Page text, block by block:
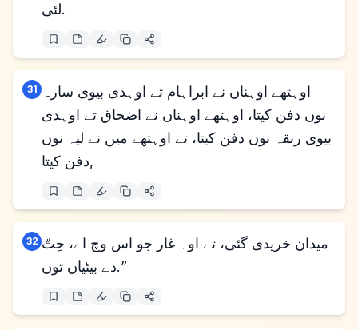
لئی.
31
اوہتھے اوہناں نے ابراہام تے اوہدی بیوی سارہ
نوں دفن کیتا، اوہتھے اوہناں نے اضحاق تے اوہدی
بیوی ربقہ نوں دفن کیتا، تے اوہتھے میں نے لیہ نوں
دفن کیتا,
32 میدان خریدی گئی، تے اوہ غار جو اس وچ اے، حِتّ
دے بیٹیاں توں.”